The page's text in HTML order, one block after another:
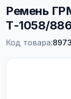
Ремень
Т-1058/
Код товара:8973